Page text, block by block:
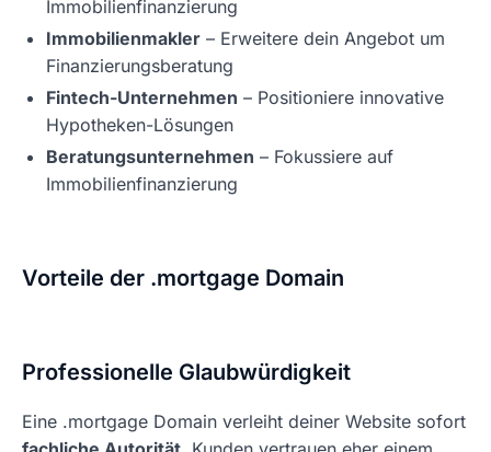
Immobilienfinanzierung
Immobilienmakler – Erweitere dein Angebot um
Finanzierungsberatung
Fintech-Unternehmen – Positioniere innovative
Hypotheken-Lösungen
Beratungsunternehmen – Fokussiere auf
Immobilienfinanzierung
Vorteile der .mortgage Domain
Professionelle Glaubwürdigkeit
Eine .mortgage Domain verleiht deiner Website sofort